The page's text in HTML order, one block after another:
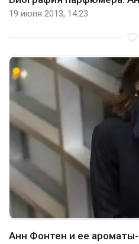
19 июня 2013, 14:23
Анн Фонтен и ее